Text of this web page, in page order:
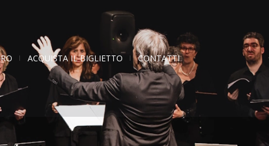
ACQUISTA IL BIGLIETTO CONTATTI